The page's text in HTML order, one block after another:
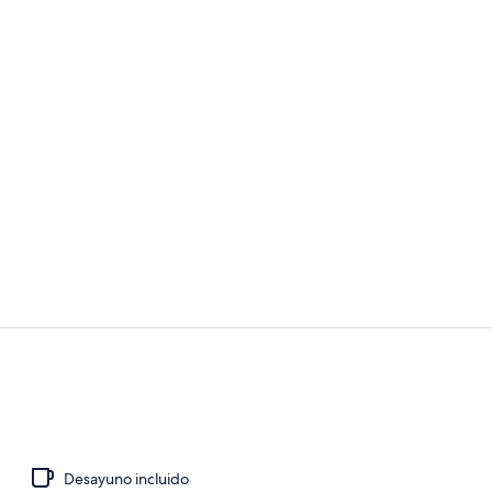
Suite
Desayuno incluido